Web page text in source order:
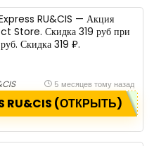
RU&CIS — Акция
Store. Скидка 319 руб при
руб. Скидка 319 ₽.
5 месяцев тому назад
RU&CIS (ОТКРЫТЬ)